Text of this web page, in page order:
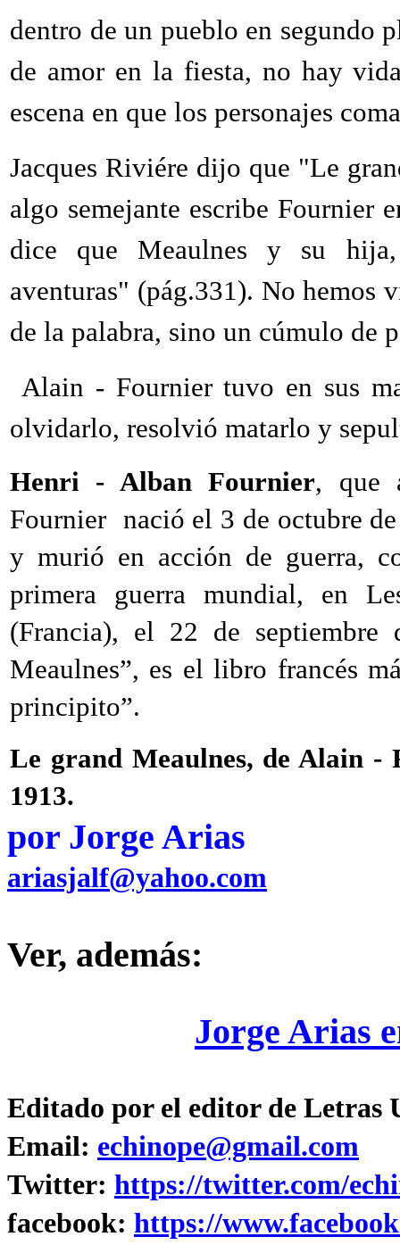
dentro de un pueblo en segundo
de amor en la fiesta, no hay
escena en que los personajes
Jacques Riviére dijo que "Le
algo semejante escribe Fournier
dice que Meaulnes y su
aventuras" (pág.331). No hemos
de la palabra, sino un cúmulo de
Alain - Fournier tuvo en sus
olvidarlo, resolvió matarlo y
Henri - Alban Fournier, que
Fournier nació el 3 de octubre
y murió en acción de guerra,
primera guerra mundial, en
(Francia), el 22 de
Meaulnes”, es el libro francés
principito”.
Le grand Meaulnes, de Alain -
1913.
por Jorge Arias
ariasjalf@yahoo.com
Ver, además:
Jorge Arias
Editado por el editor de Letras
Email: echinope@gmail.com
Twitter: https://twitter.com/
facebook: https://